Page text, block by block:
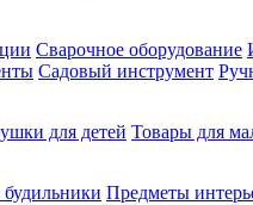
Сварочное оборудование
Садовый инструмент
для детей Товары для
Предметы